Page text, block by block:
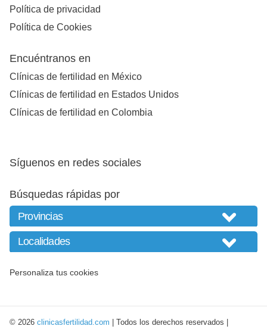
Política de privacidad
Política de Cookies
Encuéntranos en
Clínicas de fertilidad en México
Clínicas de fertilidad en Estados Unidos
Clínicas de fertilidad en Colombia
Síguenos en redes sociales
Búsquedas rápidas por
Personaliza tus cookies
© 2026 clinicasfertilidad.com | Todos los derechos reservados |